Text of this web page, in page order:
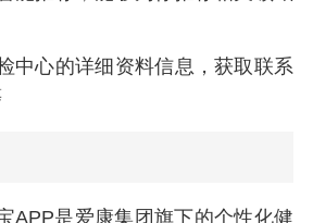
中心的详细资料信息，获取联系
APP是爱康集团旗下的个性化健